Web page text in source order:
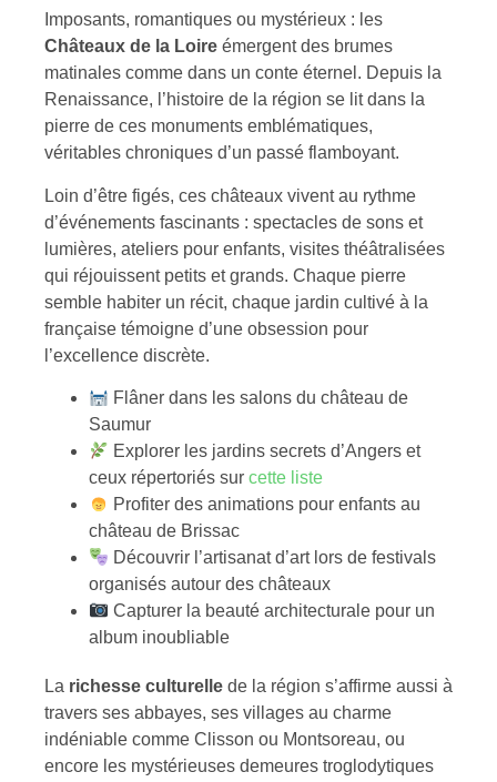
Imposants, romantiques ou mystérieux : les
Châteaux de la Loire émergent des brumes
matinales comme dans un conte éternel. Depuis la
Renaissance, l’histoire de la région se lit dans la
pierre de ces monuments emblématiques,
véritables chroniques d’un passé flamboyant.
Loin d’être figés, ces châteaux vivent au rythme
d’événements fascinants : spectacles de sons et
lumières, ateliers pour enfants, visites théâtralisées
qui réjouissent petits et grands. Chaque pierre
semble habiter un récit, chaque jardin cultivé à la
française témoigne d’une obsession pour
l’excellence discrète.
Flâner dans les salons du château de
Saumur
Explorer les jardins secrets d’Angers et
ceux répertoriés sur cette liste
Profiter des animations pour enfants au
château de Brissac
Découvrir l’artisanat d’art lors de festivals
organisés autour des châteaux
Capturer la beauté architecturale pour un
album inoubliable
La richesse culturelle de la région s’affirme aussi à
travers ses abbayes, ses villages au charme
indéniable comme Clisson ou Montsoreau, ou
encore les mystérieuses demeures troglodytiques